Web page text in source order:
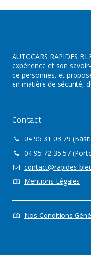
AUTOCARS RAPIDES
expérience et son
de personnes, et
en matière de sécurité,
Contact
04 95 31 03 79
04 95 72 35 57
contact@rapides-
Mentions Légales
Nos Conditions